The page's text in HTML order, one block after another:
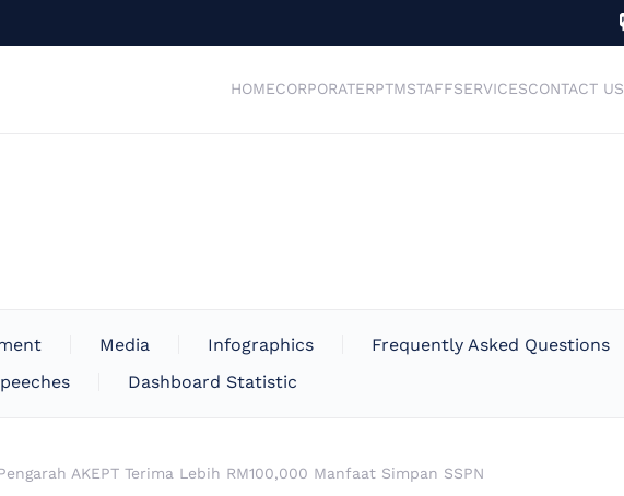
HOMECORPORATERPTMSTAFFSERVICESCONTACT US
Media Infographics Frequently Asked Questions
Dashboard Statistic
AKEPT Terima Lebih RM100,000 Manfaat Simpan SSPN